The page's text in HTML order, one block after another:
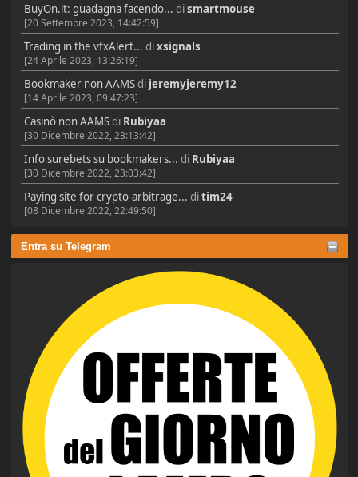
BuyOn.it: guadagna facendo... dismartmouse
[20 Settembre 2023, 14:42:59]
Trading in the vfxAlert... dixsignals
[24 Aprile 2023, 13:26:19]
Bookmaker non AAMSdi jeremyjeremy12
[14 Aprile 2023, 09:47:23]
Casinò non AAMSdi Rubiyaa
[30 Dicembre 2022, 23:13:42]
Info surebets su bookmakers... di Rubiyaa
[30 Dicembre 2022, 23:03:42]
Paying site for crypto-arbitrage... ditim24
[08 Dicembre 2022, 22:49:50]
Entra su Telegram